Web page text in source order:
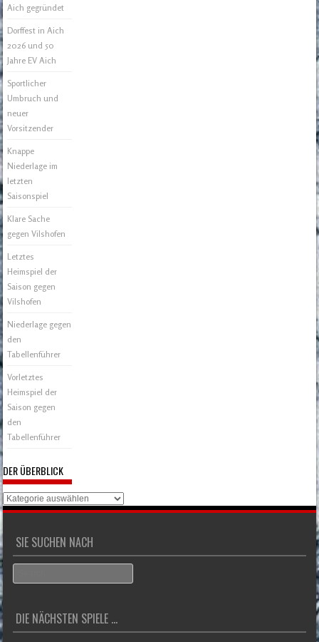
Aich gegründet
Dorffest in Aich
2026 und 50
Jahre EV Aich
Sportlicher
Umbruch und
neuer
Vorsitzender
Knappe
Niederlage im
letzten
Saisonspiel
Klare Sache
gegen Vilshofen
Letztes
Heimspiel der
Saison gegen
Vilshofen
Niederlage gegen
den
Tabellenführer
Vorletztes
Heimspiel der
Saison gegen
den
Tabellenführer
DER ÜBERBLICK
Der
Überblick
SIE SUCHEN NACH
DIE NÄCHSTEN SPIELE ...